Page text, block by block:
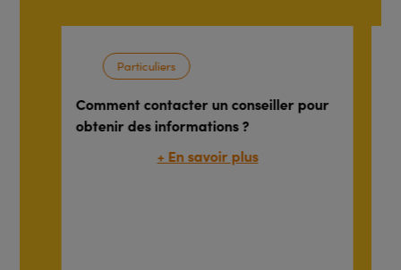
Particuliers
Comment contacter un conseiller pour
obtenir des informations ?
+ En savoir plus